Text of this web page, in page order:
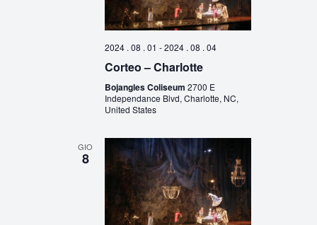
2024 . 08 . 01 -2024 . 08 . 04
Corteo – Charlotte
Bojangles Coliseum 2700 E
Independance Blvd, Charlotte, NC,
United States
GIO
8